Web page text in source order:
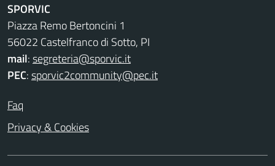
SPORVIC
Piazza Remo Bertoncini 1
56022 Castelfranco di Sotto, PI
mail:segreteria@sporvic.it
PEC:sporvic2community@pec.it
Faq
Privacy & Cookies